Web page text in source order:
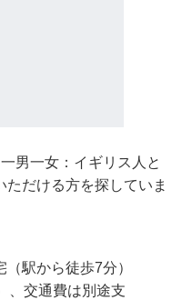
男一女：イギリス人と
ただける方を探していま
駅から徒歩7分）
、交通費は別途支